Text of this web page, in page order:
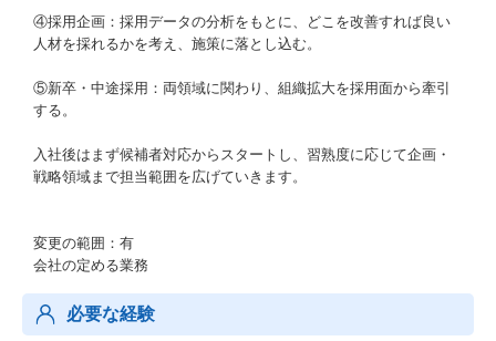
④採用企画：採用データの分析をもとに、どこを改善すれば良い
人材を採れるかを考え、施策に落とし込む。
⑤新卒・中途採用：両領域に関わり、組織拡大を採用面から牽引
する。
入社後はまず候補者対応からスタートし、習熟度に応じて企画・
戦略領域まで担当範囲を広げていきます。
変更の範囲：有
会社の定める業務
必要な経験